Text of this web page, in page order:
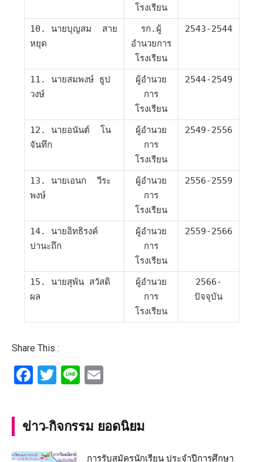
โรงเรียน
10. นายบุญสม สาย
หยุด
รก.ผู้
อำนวยการ
โรงเรียน
2543-2544
11. นายสมพงษ์ ธูป
วงษ์
ผู้อำนวย
การ
โรงเรียน
2544-2549
12. นายอนันต์ โน
จันทึก
ผู้อำนวย
การ
โรงเรียน
2549-2556
13. นายเอนก วีระ
พงษ์
ผู้อำนวย
การ
โรงเรียน
2556-2559
14. นายอิทธิรงค์
ปานะถึก
ผู้อำนวย
การ
โรงเรียน
2559-2566
15. นายสุพัน สวัสดิ
ผล
ผู้อำนวย
การ
โรงเรียน
2566-
ปัจจุบัน
Share This :
Facebook
Twitter
Line
ข่าว-กิจกรรม ยอดนิยม
การรับสมัครนักเรียน ประจำปีการศึกษา